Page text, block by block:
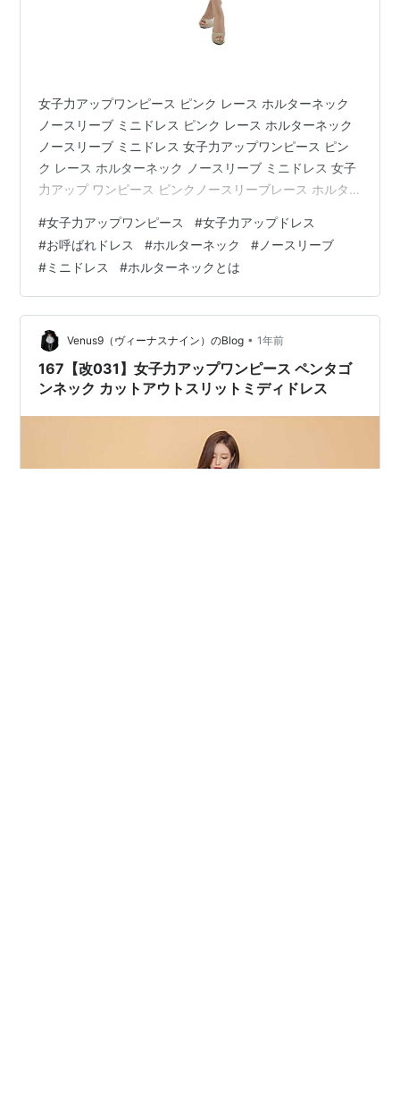
女子力アップワンピース ピンク レース ホルターネック
ノースリーブ ミニドレス ピンク レース ホルターネック
ノースリーブ ミニドレス 女子力アップワンピース ピン
ク レース ホルターネック ノースリーブ ミニドレス 女子
力アップ ワンピース ピンクノースリーブレース ホルタ
ックは、フェミニンルックでエレガントに女神力アッ
プ！ ラッチの効いたフリルでアクセントをつけてエレガ
ントに魅せます！スタイルに自信がある貴女なら女神力
超絶アップ！ ホルターネック【Halter-neck】とは…
venus9.net
#女子力アップワンピース #女子力アップドレス
#お呼ばれドレス #ホルターネック # ノースリーブ
#ミニドレス #ホルターネックとは
Venus9（ヴィーナスナイン）のBlog • 1年前
167【改031】女子力アップワンピース ペンタゴ
ンネック カットアウトスリットミディドレス